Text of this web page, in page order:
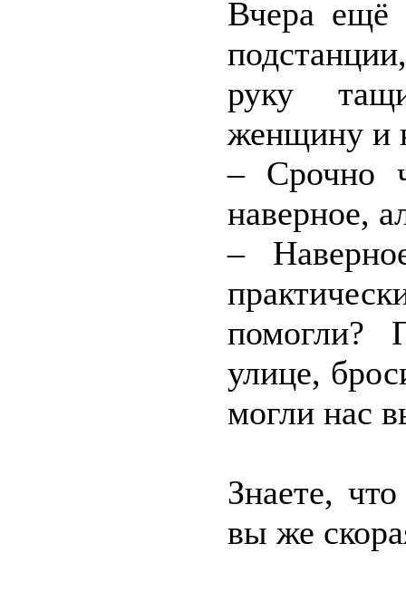
Вчера ещё
руку
женщину и
– Срочно
наверное,
–
помогли?
улице,
могли нас
Знаете,
вы же